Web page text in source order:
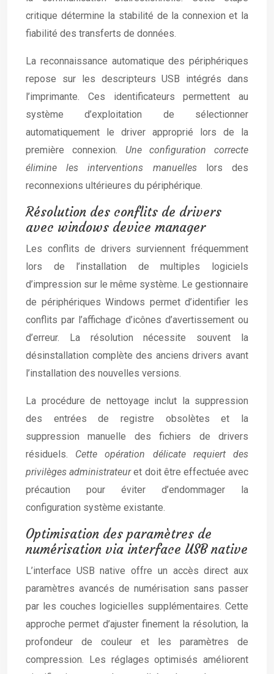
critique détermine la stabilité de la connexion et la
fiabilité des transferts de données.
La reconnaissance automatique des périphériques
repose sur les descripteurs USB intégrés dans
l’imprimante. Ces identificateurs permettent au
système d’exploitation de sélectionner
automatiquement le driver approprié lors de la
première connexion. Une configuration correcte
élimine les interventions manuelles lors des
reconnexions ultérieures du périphérique.
Résolution des conflits de drivers
avec windows device manager
Les conflits de drivers surviennent fréquemment
lors de l’installation de multiples logiciels
d’impression sur le même système. Le gestionnaire
de périphériques Windows permet d’identifier les
conflits par l’affichage d’icônes d’avertissement ou
d’erreur. La résolution nécessite souvent la
désinstallation complète des anciens drivers avant
l’installation des nouvelles versions.
La procédure de nettoyage inclut la suppression
des entrées de registre obsolètes et la
suppression manuelle des fichiers de drivers
résiduels. Cette opération délicate requiert des
privilèges administrateuret doit être effectuée avec
précaution pour éviter d’endommager la
configuration système existante.
Optimisation des paramètres de
numérisation via interface USB native
L’interface USB native offre un accès direct aux
paramètres avancés de numérisation sans passer
par les couches logicielles supplémentaires. Cette
approche permet d’ajuster finement la résolution, la
profondeur de couleur et les paramètres de
compression. Les réglages optimisés améliorent